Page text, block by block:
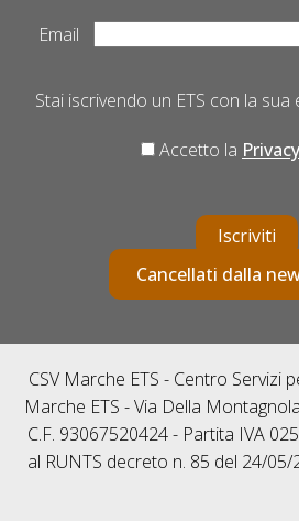
Email
Stai iscrivendo un ETS con la sua
Accetto la
Iscriviti
Cancellati dalla
CSV Marche ETS - Centro Servizi
Marche ETS - Via Della
C.F. 93067520424 - Partita IVA
al RUNTS decreto n. 85 del 24/05/